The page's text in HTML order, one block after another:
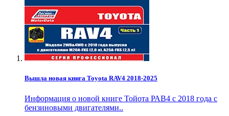
Вышла новая книга Toyota RAV4 2018-2025
Информация о новой книге Тойота РАВ4 с 2018 года с
бензиновыми двигателями..